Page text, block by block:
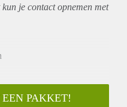
je contact opnemen met
PAKKET!